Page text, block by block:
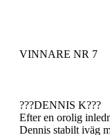
VINNARE NR 7
???DENNIS K???
Efter en orolig
Dennis stabilt iväg